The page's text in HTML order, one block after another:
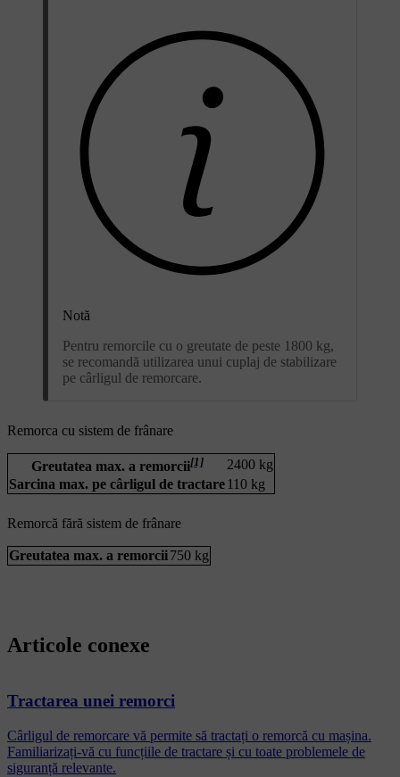
Notă
Pentru remorcile cu o greutate de peste 1800 kg,
se recomandă utilizarea unui cuplaj de stabilizare
pe cârligul de remorcare.
Remorca cu sistem de frânare
Greutatea max. a remorcii[1]
2400 kg
Sarcina max. pe cârligul de tractare 110 kg
Remorcă fără sistem de frânare
Greutatea max. a remorcii750 kg
Articole conexe
Tractarea unei remorci
Cârligul de remorcare vă permite să tractați o remorcă cu mașina.
Familiarizați-vă cu funcțiile de tractare și cu toate problemele de
siguranță relevante.